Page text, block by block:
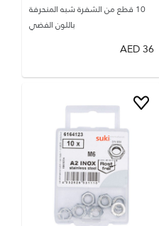
10 قطع من الشفرة شبه المنحرفة
باللون الفضي
36
AED